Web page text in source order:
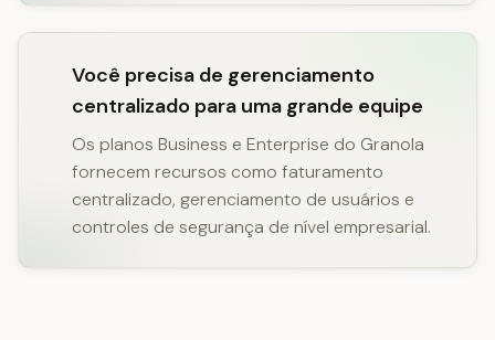
Você precisa de gerenciamento
centralizado para uma grande equipe
Os planos Business e Enterprise do Granola
fornecem recursos como faturamento
centralizado, gerenciamento de usuários e
controles de segurança de nível empresarial.